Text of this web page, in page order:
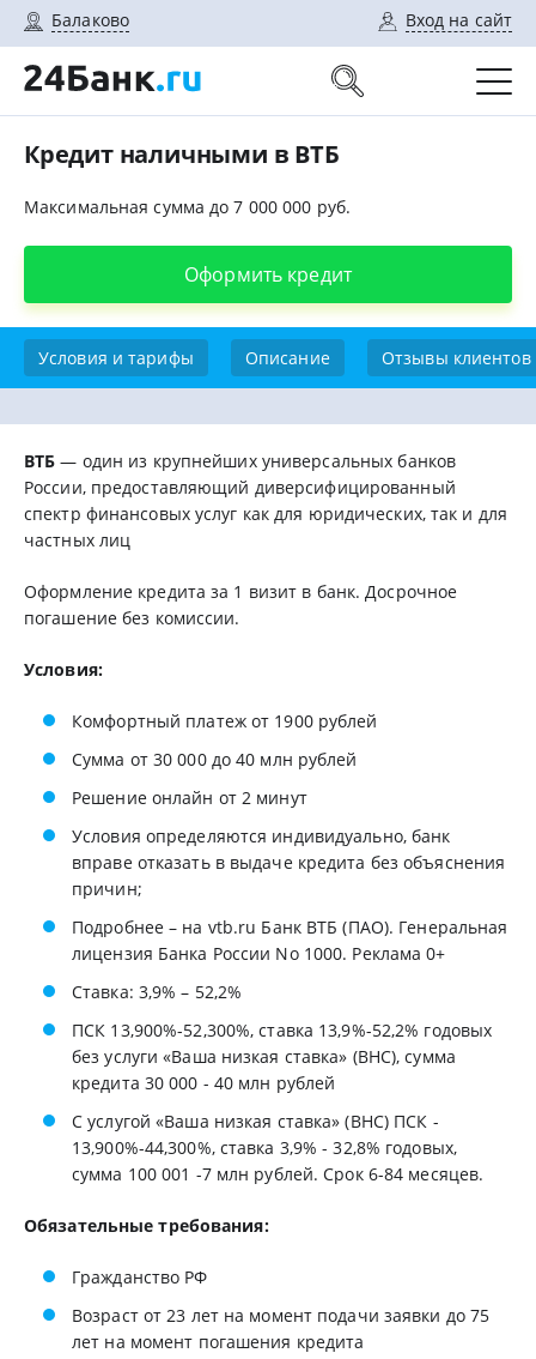
Балаково Вход на сайт
Кредит наличными в ВТБ
Максимальная сумма до 7 000 000 руб.
Оформить кредит
Условия и тарифы Описание Отзывы клиентов
ВТБ — один из крупнейших универсальных банков
России, предоставляющий диверсифицированный
спектр финансовых услуг как для юридических, так и для
частных лиц
Оформление кредита за 1 визит в банк. Досрочное
погашение без комиссии.
Условия:
Комфортный платеж от 1900 рублей
Сумма от 30 000 до 40 млн рублей
Решение онлайн от 2 минут
Условия определяются индивидуально, банк
вправе отказать в выдаче кредита без объяснения
причин;
Подробнее – на vtb.ru Банк ВТБ (ПАО). Генеральная
лицензия Банка России No 1000. Реклама 0+
Ставка: 3,9% – 52,2%
ПСК 13,900%-52,300%, ставка 13,9%-52,2% годовых
без услуги «Ваша низкая ставка» (ВНС), сумма
кредита 30 000 - 40 млн рублей
С услугой «Ваша низкая ставка» (ВНС) ПСК -
13,900%-44,300%, ставка 3,9% - 32,8% годовых,
сумма 100 001 -7 млн рублей. Срок 6-84 месяцев.
Обязательные требования:
Гражданство РФ
Возраст от 23 лет на момент подачи заявки до 75
лет на момент погашения кредита